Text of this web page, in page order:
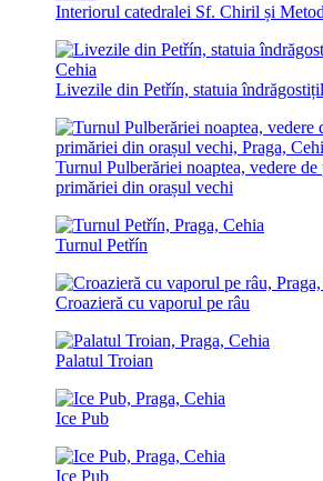
Interiorul catedralei Sf. Chiril și
Livezile din Petřín, statuia
Turnul Pulberăriei noaptea, vedere de
primăriei din orașul vechi
Turnul Petřín
Croazieră cu vaporul pe râu
Palatul Troian
Ice Pub
Ice Pub